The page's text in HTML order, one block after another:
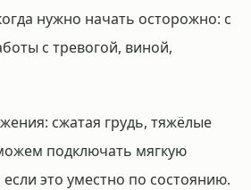
нужно начать осторожно: с
с тревогой, виной,
сжатая грудь, тяжёлые
подключать мягкую
это уместно по состоянию.